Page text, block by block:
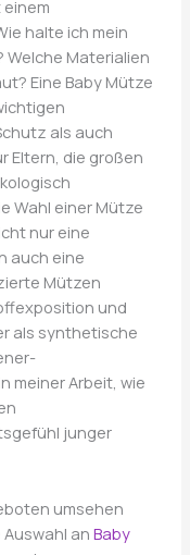
halte ich mein
Welche Materialien
Eine Baby Mütze
als auch
Eltern, die großen
Wahl einer Mütze
nur eine
auch eine
Mützen
und
als synthetische
meiner Arbeit, wie
junger
umsehen
an Baby